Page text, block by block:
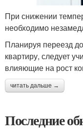
При снижении
необходимо
Планируя переезд
квартиру, следует
влияющие на рост
читать дальше →
Последние